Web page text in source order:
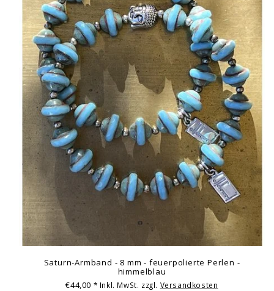
Saturn-Armband - 8 mm - feuerpolierte Perlen -
himmelblau
€44,00 * Inkl. MwSt. zzgl. Versandkosten